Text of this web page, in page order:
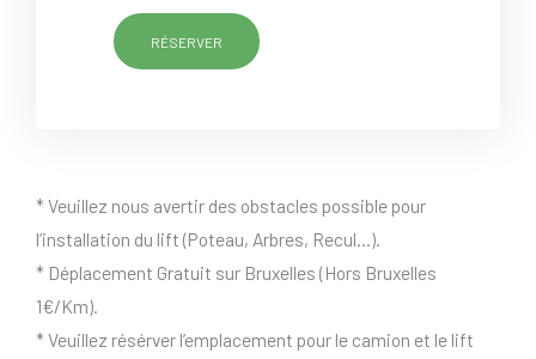
RÉSERVER
* Veuillez nous avertir des obstacles possible pour
l’installation du lift (Poteau, Arbres, Recul…).
* Déplacement Gratuit sur Bruxelles (Hors Bruxelles
1€/Km).
* Veuillez résérver l’emplacement pour le camion et le lift